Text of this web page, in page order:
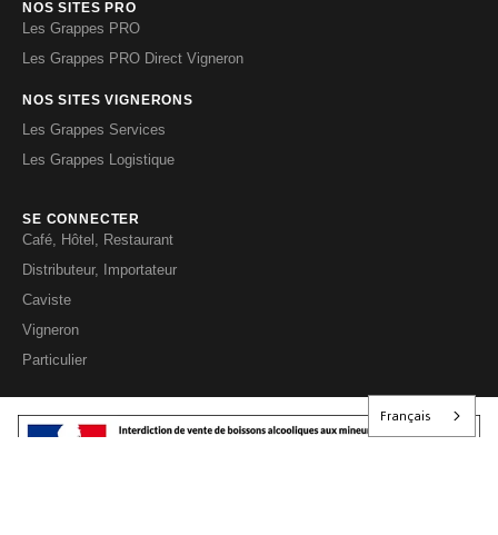
NOS SITES PRO
Les Grappes PRO
Les Grappes PRO Direct Vigneron
NOS SITES VIGNERONS
Les Grappes Services
Les Grappes Logistique
SE CONNECTER
Café, Hôtel, Restaurant
Distributeur, Importateur
Caviste
Vigneron
Particulier
Français